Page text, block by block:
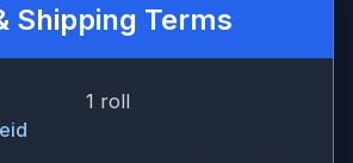
Shipping Terms
1 roll